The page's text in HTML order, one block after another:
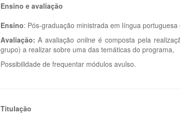
Ensino e avaliação
Ensino: Pós-graduação ministrada em língua portuguesa
Avaliação:A avaliaçãoonline é composta pela
grupo) a realizar sobre uma das temáticas do programa,
Possibilidade de frequentar módulos avulso.
Titulação